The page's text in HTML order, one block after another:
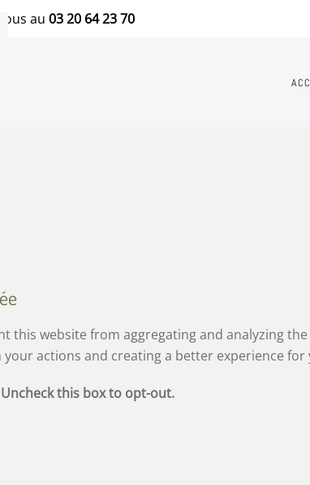
au 03 20 64 23 70
this website from aggregating and analyzing
actions and creating a better experience for
this box to opt-out.